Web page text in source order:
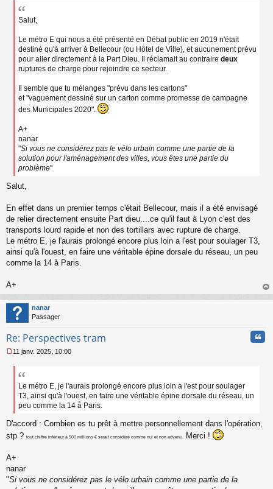
Salut,
Le métro E qui nous a été présenté en Débat public en 2019 n'était
destiné qu'à arriver à Bellecour (ou Hôtel de Ville), et aucunement prévu
pour aller directement à la Part Dieu. Il réclamait au contraire deux
ruptures de charge pour rejoindre ce secteur.
Il semble que tu mélanges "prévu dans les cartons"
et "vaguement dessiné sur un carton comme promesse de campagne
des Municipales 2020".
A+
nanar
"Si vous ne considérez pas le vélo urbain comme une partie de la
solution pour l'aménagement des villes, vous êtes une partie du
problème"
Salut,
En effet dans un premier temps c'était Bellecour, mais il a été envisagé
de relier directement ensuite Part dieu....ce qu'il faut à Lyon c'est des
transports lourd rapide et non des tortillars avec rupture de charge.
Le métro E, je l'aurais prolongé encore plus loin a l'est pour soulager T3,
ainsi qu'à l'ouest, en faire une véritable épine dorsale du réseau, un peu
comme la 14 å Paris.
A+
au
nanar
Passager
Re: Perspectives tram
e
e
n
n
u
11 janv. 2025, 10:00
Le métro E, je l'aurais prolongé encore plus loin a l'est pour soulager
T3, ainsi qu'à l'ouest, en faire une véritable épine dorsale du réseau, un
peu comme la 14 å Paris.
D'accord : Combien es tu prêt à mettre personnellement dans l'opération,
stp ? tout chiffre inférieur à 500 millions € serait considéré comme nul et non advenu. Merci !
A+
nanar
"Si vous ne considérez pas le vélo urbain comme une partie de la